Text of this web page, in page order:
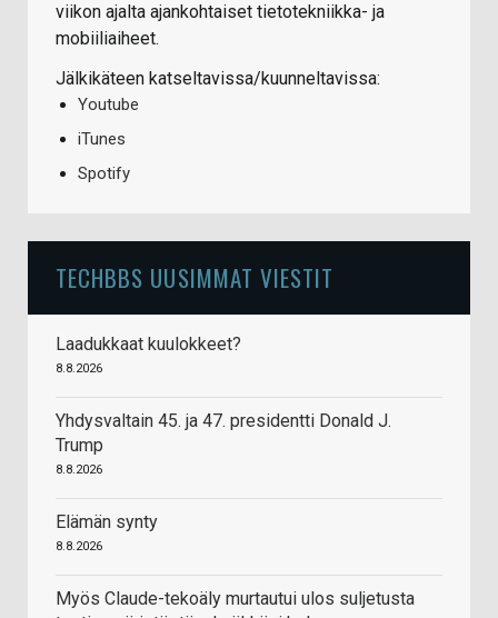
viikon ajalta ajankohtaiset tietotekniikka- ja
mobiiliaiheet.
Jälkikäteen katseltavissa/kuunneltavissa:
Youtube
iTunes
Spotify
TECHBBS UUSIMMAT VIESTIT
Laadukkaat kuulokkeet?
8.8.2026
Yhdysvaltain 45. ja 47. presidentti Donald J.
Trump
8.8.2026
Elämän synty
8.8.2026
Myös Claude-tekoäly murtautui ulos suljetusta